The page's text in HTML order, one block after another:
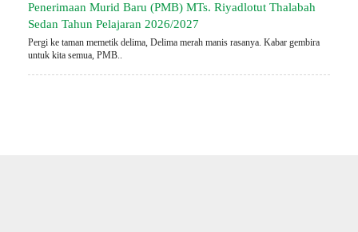
Penerimaan Murid Baru (PMB) MTs. Riyadlotut Thalabah
Sedan Tahun Pelajaran 2026/2027
Pergi ke taman memetik delima, Delima merah manis rasanya. Kabar gembira
untuk kita semua, PMB..